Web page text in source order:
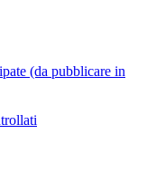
(da pubblicare in